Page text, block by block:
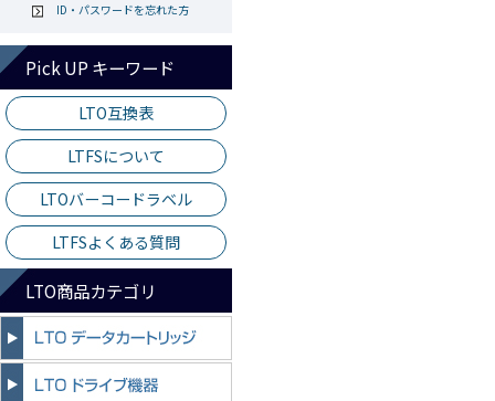
ID・パスワードを忘れた方
Pick UP キーワード
LTO互換表
LTFSについて
LTOバーコードラベル
LTFSよくある質問
LTO商品カテゴリ